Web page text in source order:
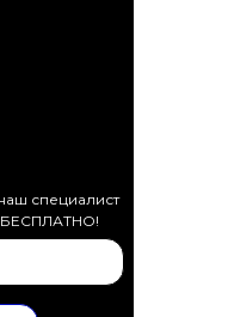
специалист
БЕСПЛАТНО!